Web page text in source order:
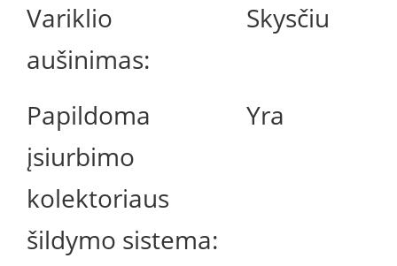
Variklio
aušinimas:
Skysčiu
Papildoma
įsiurbimo
kolektoriaus
šildymo sistema:
Yra